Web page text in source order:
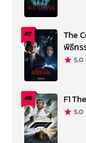
#7
The
พิธีกร
5.0
#8 F1
5.0